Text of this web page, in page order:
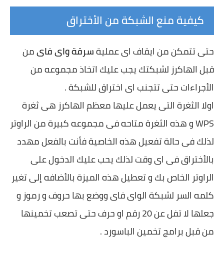
كيفية منع الشبكة من الأختراق
حتى تتمكن من ايقاف اى عمليةسرقة واى فاىمن
قبل الهاكرز لشبكتك يجب عليك اتخاذ مجموعه من
الأجراءات حتى تتجنب اى اختراق للشبكة .
اولا الثغرة التى يعمل عليها معظم الهاكرز هى ثغرة
WPS و هذه الثغرة متاحه فى مجموعه كبيرة من الراوتر
لذلك فى حالة تفعيل هذه الخاصية فأنت بالفعل مهدد
بالأختراق فى اى وقت لذلك يحب عليك الدخول على
الراوتر الخاص بك و تعطيل هذه الميزة بالأضافه إلى تغير
كلمه السر لشبكة الواى فاى ووضع بها حروف و رموز و
جعلها لا تفل عن 20 رقم او حرف حتى تصعب تخمينها
من قبل برامج تخمين الباسورد .